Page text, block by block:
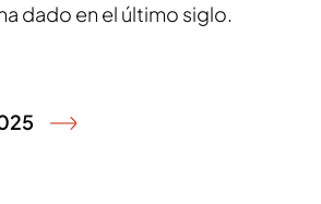
dado en el último siglo.